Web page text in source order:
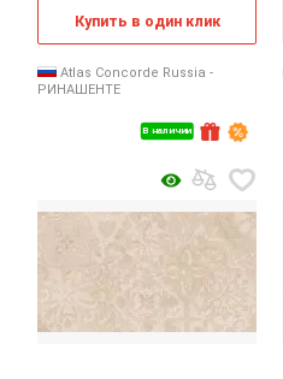
В наличии
Купить в один клик
Atlas Concorde Russia -
РИНАШЕНТЕ